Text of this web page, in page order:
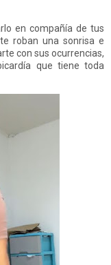
en compañía de tus
roban una sonrisa e
con sus ocurrencias,
que tiene toda